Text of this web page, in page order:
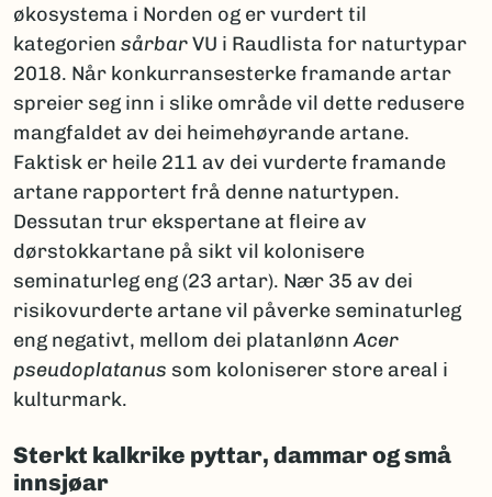
økosystema i Norden og er vurdert til
kategorien sårbarVU i Raudlista for naturtypar
2018. Når konkurransesterke framande artar
spreier seg inn i slike område vil dette redusere
mangfaldet av dei heimehøyrande artane.
Faktisk er heile 211 av dei vurderte framande
artane rapportert frå denne naturtypen.
Dessutan trur ekspertane at fleire av
dørstokkartane på sikt vil kolonisere
seminaturleg eng (23 artar). Nær 35 av dei
risikovurderte artane vil påverke seminaturleg
eng negativt, mellom dei platanlønnAcer
pseudoplatanus som koloniserer store areal i
kulturmark.
Sterkt kalkrike pyttar, dammar og små
innsjøar